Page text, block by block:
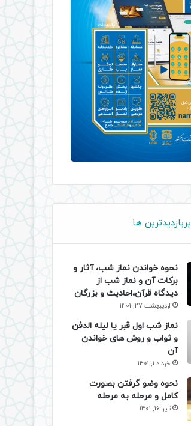
پربازدیدترین ها
نحوه خواندن نماز شب، آثار و
برکات آن و نماز شب از
دیدگاه قرآن،احادیث و بزرگان
اردیبهشت 27, 1401
نماز شب اول قبر یا لیله الدفن
و ثواب و روش های خواندن
آن
خرداد 1, 1401
نحوه وضو گرفتن بصورت
کامل و مرحله به مرحله
تیر 16, 1401